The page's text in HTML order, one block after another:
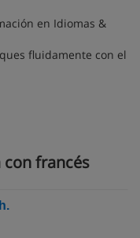
en Idiomas &
fluidamente con el
francés